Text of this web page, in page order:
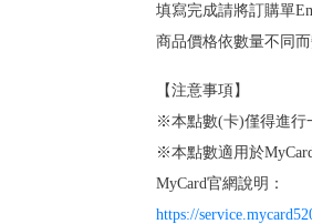
填寫完成請將訂購單
商品價格依數量不同
【注意事項】
※本點數(卡)僅得進行
※本點數適用於
MyCard官網說明：
https://